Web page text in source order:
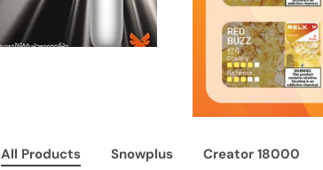
All Products Snowplus Creator 18000